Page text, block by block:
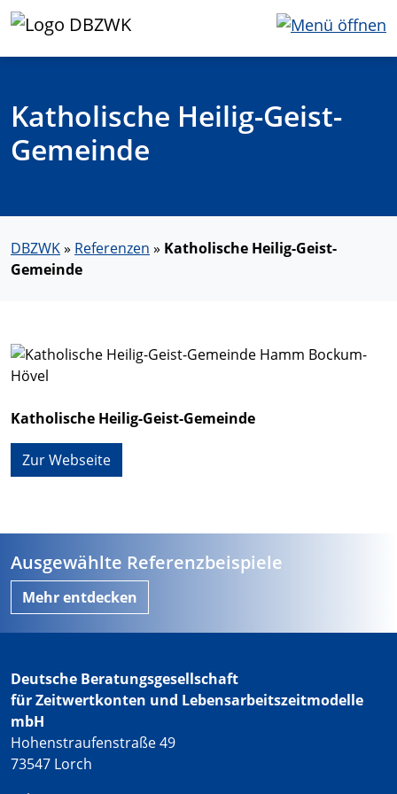
Katholische Heilig-Geist-
Gemeinde
DBZWK» Referenzen » Katholische Heilig-Geist-
Gemeinde
Katholische Heilig-Geist-Gemeinde
Zur Webseite
Ausgewählte Referenzbeispiele
Mehr entdecken
Deutsche Beratungsgesellschaft
für Zeitwertkonten und Lebensarbeitszeitmodelle
mbH
Hohenstraufenstraße 49
73547 Lorch